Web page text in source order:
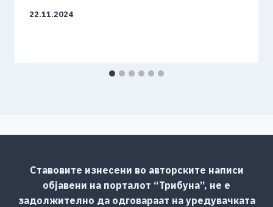
22.11.2024
Ставовите изнесени во авторските написи
објавени на порталот “Трибуна”, не е
задолжително да одговараат на уредувачката